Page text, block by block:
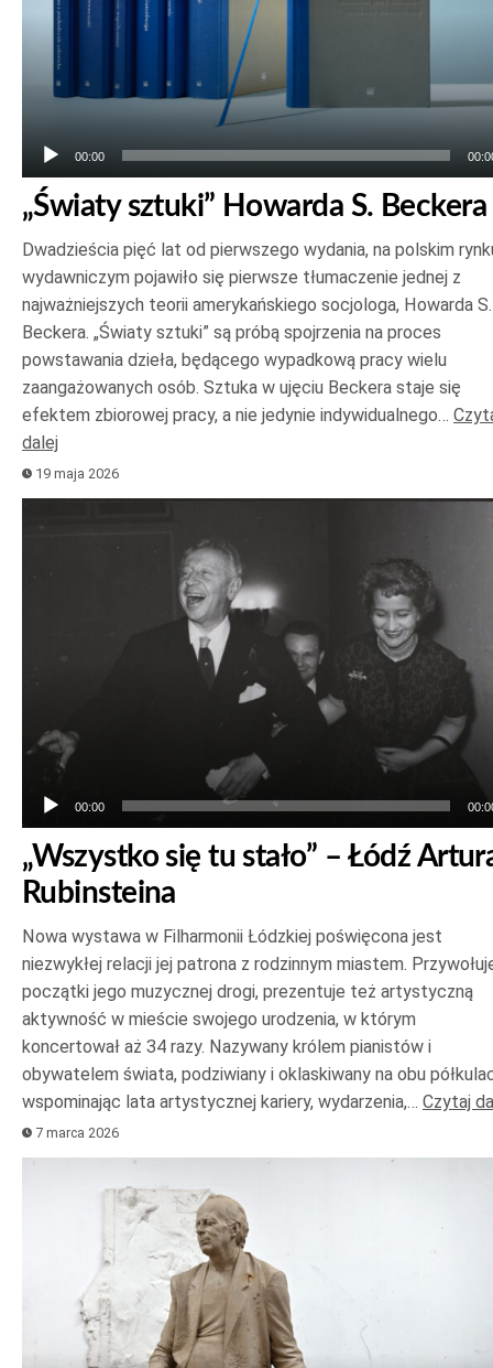
00:00
„Światy sztuki” Howarda S. Beckera
Dwadzieścia pięć lat od pierwszego wydania, na polskim
wydawniczym pojawiło się pierwsze tłumaczenie jednej z
najważniejszych teorii amerykańskiego socjologa, Howarda S.
Beckera. „Światy sztuki” są próbą spojrzenia na proces
powstawania dzieła, będącego wypadkową pracy wielu
zaangażowanych osób. Sztuka w ujęciu Beckera staje się
efektem zbiorowej pracy, a nie jedynie indywidualnego…
dalej
19 maja 2026
dźwiękowych
00:00
„Wszystko się tu stało” – Łódź
Rubinsteina
Nowa wystawa w Filharmonii Łódzkiej poświęcona jest
niezwykłej relacji jej patrona z rodzinnym miastem.
początki jego muzycznej drogi, prezentuje też artystyczną
aktywność w mieście swojego urodzenia, w którym
koncertował aż 34 razy. Nazywany królem pianistów i
obywatelem świata, podziwiany i oklaskiwany na obu
wspominając lata artystycznej kariery, wydarzenia,… Czytaj
7 marca 2026
dźwiękowych